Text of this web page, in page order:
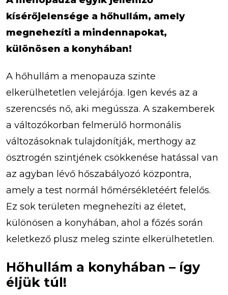
kísérőjelensége a hőhullám, amely
megnehezíti a mindennapokat,
különösen a konyhában!
A hőhullám a menopauza szinte
elkerülhetetlen velejárója. Igen kevés az a
szerencsés nő, aki megússza. A szakemberek
a változókorban felmerülő hormonális
változásoknak tulajdonítják, merthogy az
ösztrogén szintjének csökkenése hatással van
az agyban lévő hőszabályozó központra,
amely a test normál hőmérsékletéért felelős.
Ez sok területen megnehezíti az életet,
különösen a konyhában, ahol a főzés során
keletkező plusz meleg szinte elkerülhetetlen.
Hőhullám a konyhában – így
éljük túl!